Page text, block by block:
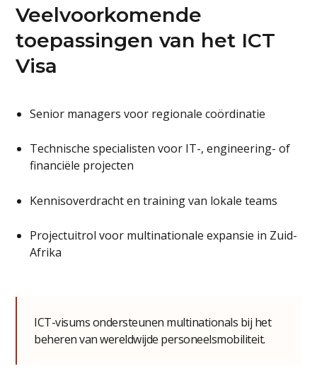
Veelvoorkomende
toepassingen van het ICT
Visa
Senior managers voor regionale coördinatie
Technische specialisten voor IT-, engineering- of
financiële projecten
Kennisoverdracht en training van lokale teams
Projectuitrol voor multinationale expansie in Zuid-
Afrika
ICT-visums ondersteunen multinationals bij het
beheren van wereldwijde personeelsmobiliteit.